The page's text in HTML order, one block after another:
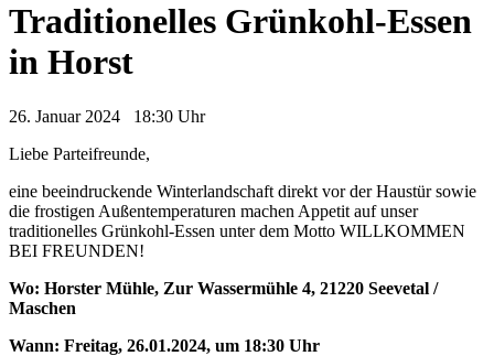
Traditionelles Grünkohl-Essen
in Horst
26. Januar 2024 18:30 Uhr
Liebe Parteifreunde,
eine beeindruckende Winterlandschaft direkt vor der Haustür sowie
die frostigen Außentemperaturen machen Appetit auf unser
traditionelles Grünkohl-Essen unter dem Motto WILLKOMMEN
BEI FREUNDEN!
Wo: Horster Mühle, Zur Wassermühle 4, 21220 Seevetal /
Maschen
Wann: Freitag, 26.01.2024, um 18:30 Uhr